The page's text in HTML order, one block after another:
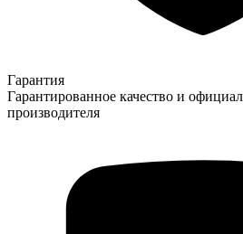
Гарантия
Гарантированное качество и
производителя